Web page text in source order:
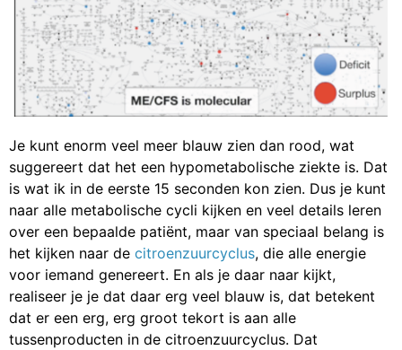
Je kunt enorm veel meer blauw zien dan rood, wat
suggereert dat het een hypometabolische ziekte is. Dat
is wat ik in de eerste 15 seconden kon zien. Dus je kunt
naar alle metabolische cycli kijken en veel details leren
over een bepaalde patiënt, maar van speciaal belang is
het kijken naar de citroenzuurcyclus, die alle energie
voor iemand genereert. En als je daar naar kijkt,
realiseer je je dat daar erg veel blauw is, dat betekent
dat er een erg, erg groot tekort is aan alle
tussenproducten in de citroenzuurcyclus. Dat